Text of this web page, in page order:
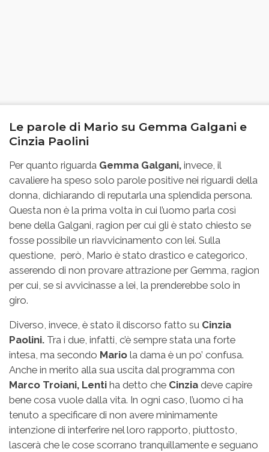
Le parole di Mario su Gemma Galgani e
Cinzia Paolini
Per quanto riguarda Gemma Galgani, invece, il
cavaliere ha speso solo parole positive nei riguardi della
donna, dichiarando di reputarla una splendida persona.
Questa non è la prima volta in cui l’uomo parla così
bene della Galgani, ragion per cui gli è stato chiesto se
fosse possibile un riavvicinamento con lei. Sulla
questione, però, Mario è stato drastico e categorico,
asserendo di non provare attrazione per Gemma, ragion
per cui, se si avvicinasse a lei, la prenderebbe solo in
giro.
Diverso, invece, è stato il discorso fatto su Cinzia
Paolini. Tra i due, infatti, c’è sempre stata una forte
intesa, ma secondo Mario la dama è un po’ confusa.
Anche in merito alla sua uscita dal programma con
Marco Troiani, Lenti ha detto che Cinzia deve capire
bene cosa vuole dalla vita. In ogni caso, l’uomo ci ha
tenuto a specificare di non avere minimamente
intenzione di interferire nel loro rapporto, piuttosto,
lascerà che le cose scorrano tranquillamente e seguano